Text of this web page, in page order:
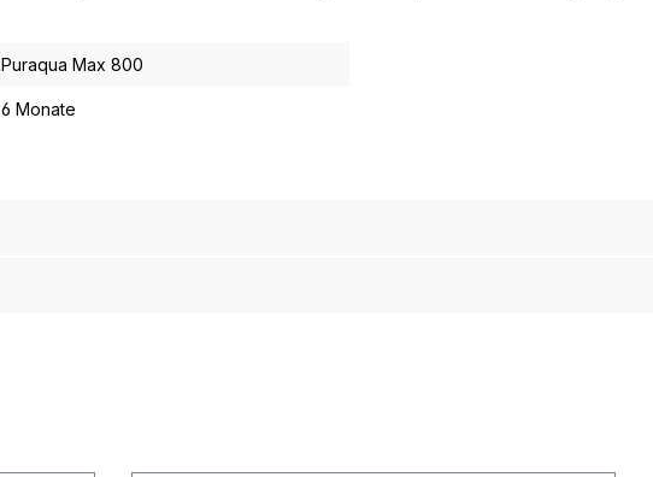
Puraqua Max 800
6 Monate